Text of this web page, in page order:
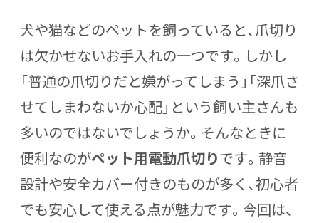
犬や猫などのペットを飼っていると、爪切り
は欠かせないお手入れの一つです。しかし
「普通の爪切りだと嫌がってしまう」「深爪さ
せてしまわないか心配」という飼い主さんも
多いのではないでしょうか。そんなときに
便利なのがペット用電動爪切りです。静音
設計や安全カバー付きのものが多く、初心者
でも安心して使える点が魅力です。今回は、